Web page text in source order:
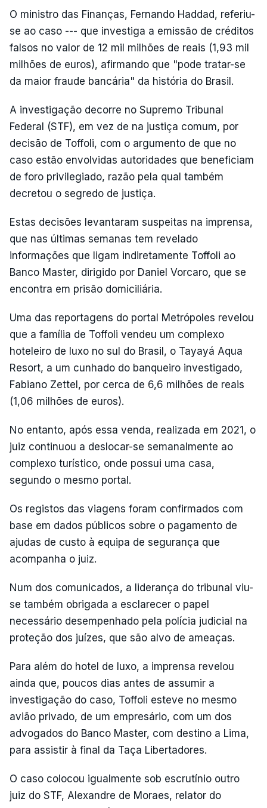
O ministro das Finanças, Fernando Haddad, referiu-
se ao caso --- que investiga a emissão de créditos
falsos no valor de 12 mil milhões de reais (1,93 mil
milhões de euros), afirmando que "pode tratar-se
da maior fraude bancária" da história do Brasil.
A investigação decorre no Supremo Tribunal
Federal (STF), em vez de na justiça comum, por
decisão de Toffoli, com o argumento de que no
caso estão envolvidas autoridades que beneficiam
de foro privilegiado, razão pela qual também
decretou o segredo de justiça.
Estas decisões levantaram suspeitas na imprensa,
que nas últimas semanas tem revelado
informações que ligam indiretamente Toffoli ao
Banco Master, dirigido por Daniel Vorcaro, que se
encontra em prisão domiciliária.
Uma das reportagens do portal Metrópoles revelou
que a família de Toffoli vendeu um complexo
hoteleiro de luxo no sul do Brasil, o Tayayá Aqua
Resort, a um cunhado do banqueiro investigado,
Fabiano Zettel, por cerca de 6,6 milhões de reais
(1,06 milhões de euros).
No entanto, após essa venda, realizada em 2021, o
juiz continuou a deslocar-se semanalmente ao
complexo turístico, onde possui uma casa,
segundo o mesmo portal.
Os registos das viagens foram confirmados com
base em dados públicos sobre o pagamento de
ajudas de custo à equipa de segurança que
acompanha o juiz.
Num dos comunicados, a liderança do tribunal viu-
se também obrigada a esclarecer o papel
necessário desempenhado pela polícia judicial na
proteção dos juízes, que são alvo de ameaças.
Para além do hotel de luxo, a imprensa revelou
ainda que, poucos dias antes de assumir a
investigação do caso, Toffoli esteve no mesmo
avião privado, de um empresário, com um dos
advogados do Banco Master, com destino a Lima,
para assistir à final da Taça Libertadores.
O caso colocou igualmente sob escrutínio outro
juiz do STF, Alexandre de Moraes, relator do